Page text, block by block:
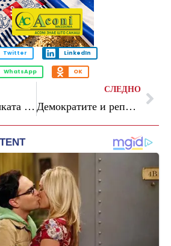
Twitter LinkedIn
WhatsApp OK
Градоначалничката на Чикаго прогласи вонредна состојба поради мигрантите
СЛЕДНО
Демократите и републиканците не се договорија за лимитот на долгот, САД под закана од технички банкрот